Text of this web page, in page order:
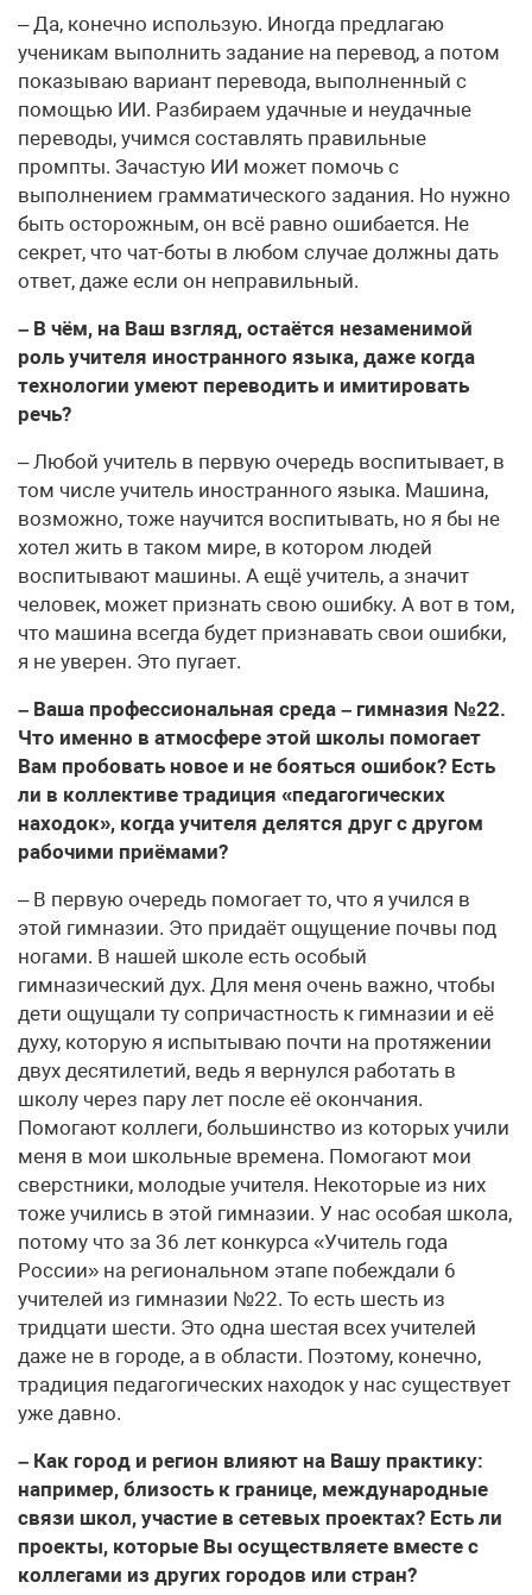
– Да, конечно использую. Иногда предлагаю
ученикам выполнить задание на перевод, а потом
показываю вариант перевода, выполненный с
помощью ИИ. Разбираем удачные и неудачные
переводы, учимся составлять правильные
промпты. Зачастую ИИ может помочь с
выполнением грамматического задания. Но нужно
быть осторожным, он всё равно ошибается. Не
секрет, что чат-боты в любом случае должны дать
ответ, даже если он неправильный.
– В чём, на Ваш взгляд, остаётся незаменимой
роль учителя иностранного языка, даже когда
технологии умеют переводить и имитировать
речь?
– Любой учитель в первую очередь воспитывает, в
том числе учитель иностранного языка. Машина,
возможно, тоже научится воспитывать, но я бы не
хотел жить в таком мире, в котором людей
воспитывают машины. А ещё учитель, а значит
человек, может признать свою ошибку. А вот в том,
что машина всегда будет признавать свои ошибки,
я не уверен. Это пугает.
– Ваша профессиональная среда – гимназия №22.
Что именно в атмосфере этой школы помогает
Вам пробовать новое и не бояться ошибок? Есть
ли в коллективе традиция «педагогических
находок», когда учителя делятся друг с другом
рабочими приёмами?
– В первую очередь помогает то, что я учился в
этой гимназии. Это придаёт ощущение почвы под
ногами. В нашей школе есть особый
гимназический дух. Для меня очень важно, чтобы
дети ощущали ту сопричастность к гимназии и её
духу, которую я испытываю почти на протяжении
двух десятилетий, ведь я вернулся работать в
школу через пару лет после её окончания.
Помогают коллеги, большинство из которых учили
меня в мои школьные времена. Помогают мои
сверстники, молодые учителя. Некоторые из них
тоже учились в этой гимназии. У нас особая школа,
потому что за 36 лет конкурса «Учитель года
России» на региональном этапе побеждали 6
учителей из гимназии №22. То есть шесть из
тридцати шести. Это одна шестая всех учителей
даже не в городе, а в области. Поэтому, конечно,
традиция педагогических находок у нас существует
уже давно.
– Как город и регион влияют на Вашу практику:
например, близость к границе, международные
связи школ, участие в сетевых проектах? Есть ли
проекты, которые Вы осуществляете вместе с
коллегами из других городов или стран?